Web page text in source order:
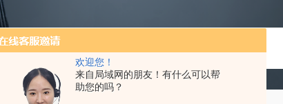
欢迎您！
来自局域网的朋友！有什么可以帮
助您的吗？
技术文章